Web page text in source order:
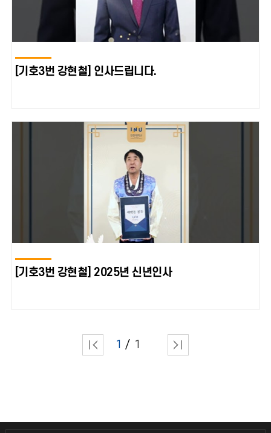
[기호3번 강현철] 인사드립니다.
[기호3번 강현철] 2025년 신년인사
1 1